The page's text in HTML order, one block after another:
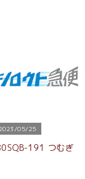
05/25
191 つむぎ